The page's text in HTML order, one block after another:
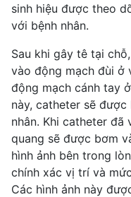
sinh hiệu được theo
với bệnh nhân.
Sau khi gây tê tại
vào động mạch đùi ở
động mạch cánh tay
này, catheter sẽ
nhân. Khi catheter
quang sẽ được bơm
hình ảnh bên trong
chính xác vị trí và
Các hình ảnh này